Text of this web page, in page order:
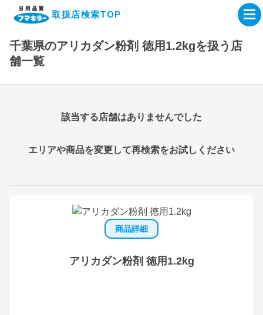
取扱店検索TOP
企業・IR情報サイト
製品情報サイト
オンラインショップ
製品検索はこちら
取扱店検索はこちら
千葉県のアリカダン粉剤 徳用1.2kgを扱う店
舗一覧
商品詳細
アリカダン粉剤 徳用1.2kg
該当する店舗はありませんでした
エリアや商品を変更して再検索をお試しください